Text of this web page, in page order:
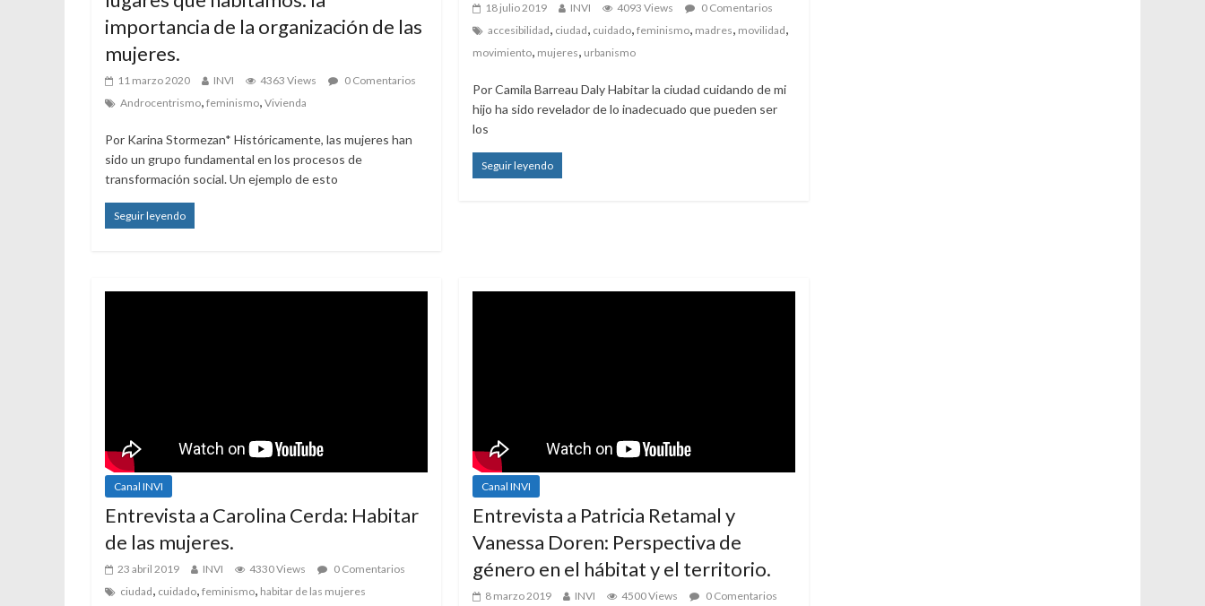
importancia de la organización de las
mujeres.
11 marzo 2020 INVI 4363 Views
0 Comentarios
Androcentrismo, feminismo, Vivienda
Por Karina Stormezan* Históricamente, las mujeres han
sido un grupo fundamental en los procesos de
transformación social. Un ejemplo de esto
Seguir leyendo
18 julio 2019 INVI 4093 Views
0 Comentarios
accesibilidad, ciudad, cuidado,feminismo, madres, movilidad,
movimiento, mujeres, urbanismo
Por Camila Barreau Daly Habitar la ciudad cuidando de mi
hijo ha sido revelador de lo inadecuado que pueden ser
los
Seguir leyendo
Canal INVI
Entrevista a Carolina Cerda: Habitar
de las mujeres.
23 abril 2019 INVI 4330 Views
0 Comentarios
ciudad cuidado feminismo habitar de las mujeres
Canal INVI
Entrevista a Patricia Retamal y
Vanessa Doren: Perspectiva de
género en el hábitat y el territorio.
8 marzo 2019 INVI 4500 Views
0 Comentarios